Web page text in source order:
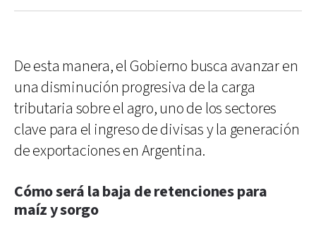
De esta manera, el Gobierno busca avanzar en
una disminución progresiva de la carga
tributaria sobre el agro, uno de los sectores
clave para el ingreso de divisas y la generación
de exportaciones en Argentina.
Cómo será la baja de retenciones para
maíz y sorgo